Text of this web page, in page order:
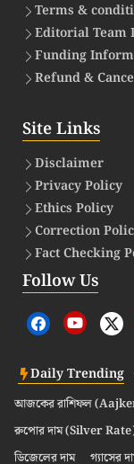
Terms &
Editorial Team
Funding
Refund &
Site Links
Disclaimer
Privacy Policy
Ethics Policy
Correction
Fact Checking
Follow Us
Daily Trending
আজকের রাশিফল
রুপোর দাম (Silver
ডিজেলের দাম
গ্যাসের